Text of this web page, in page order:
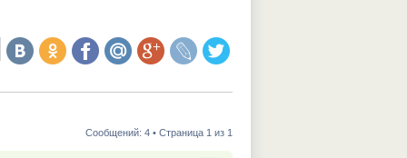
Сообщений: 4 • Страница 1 из 1